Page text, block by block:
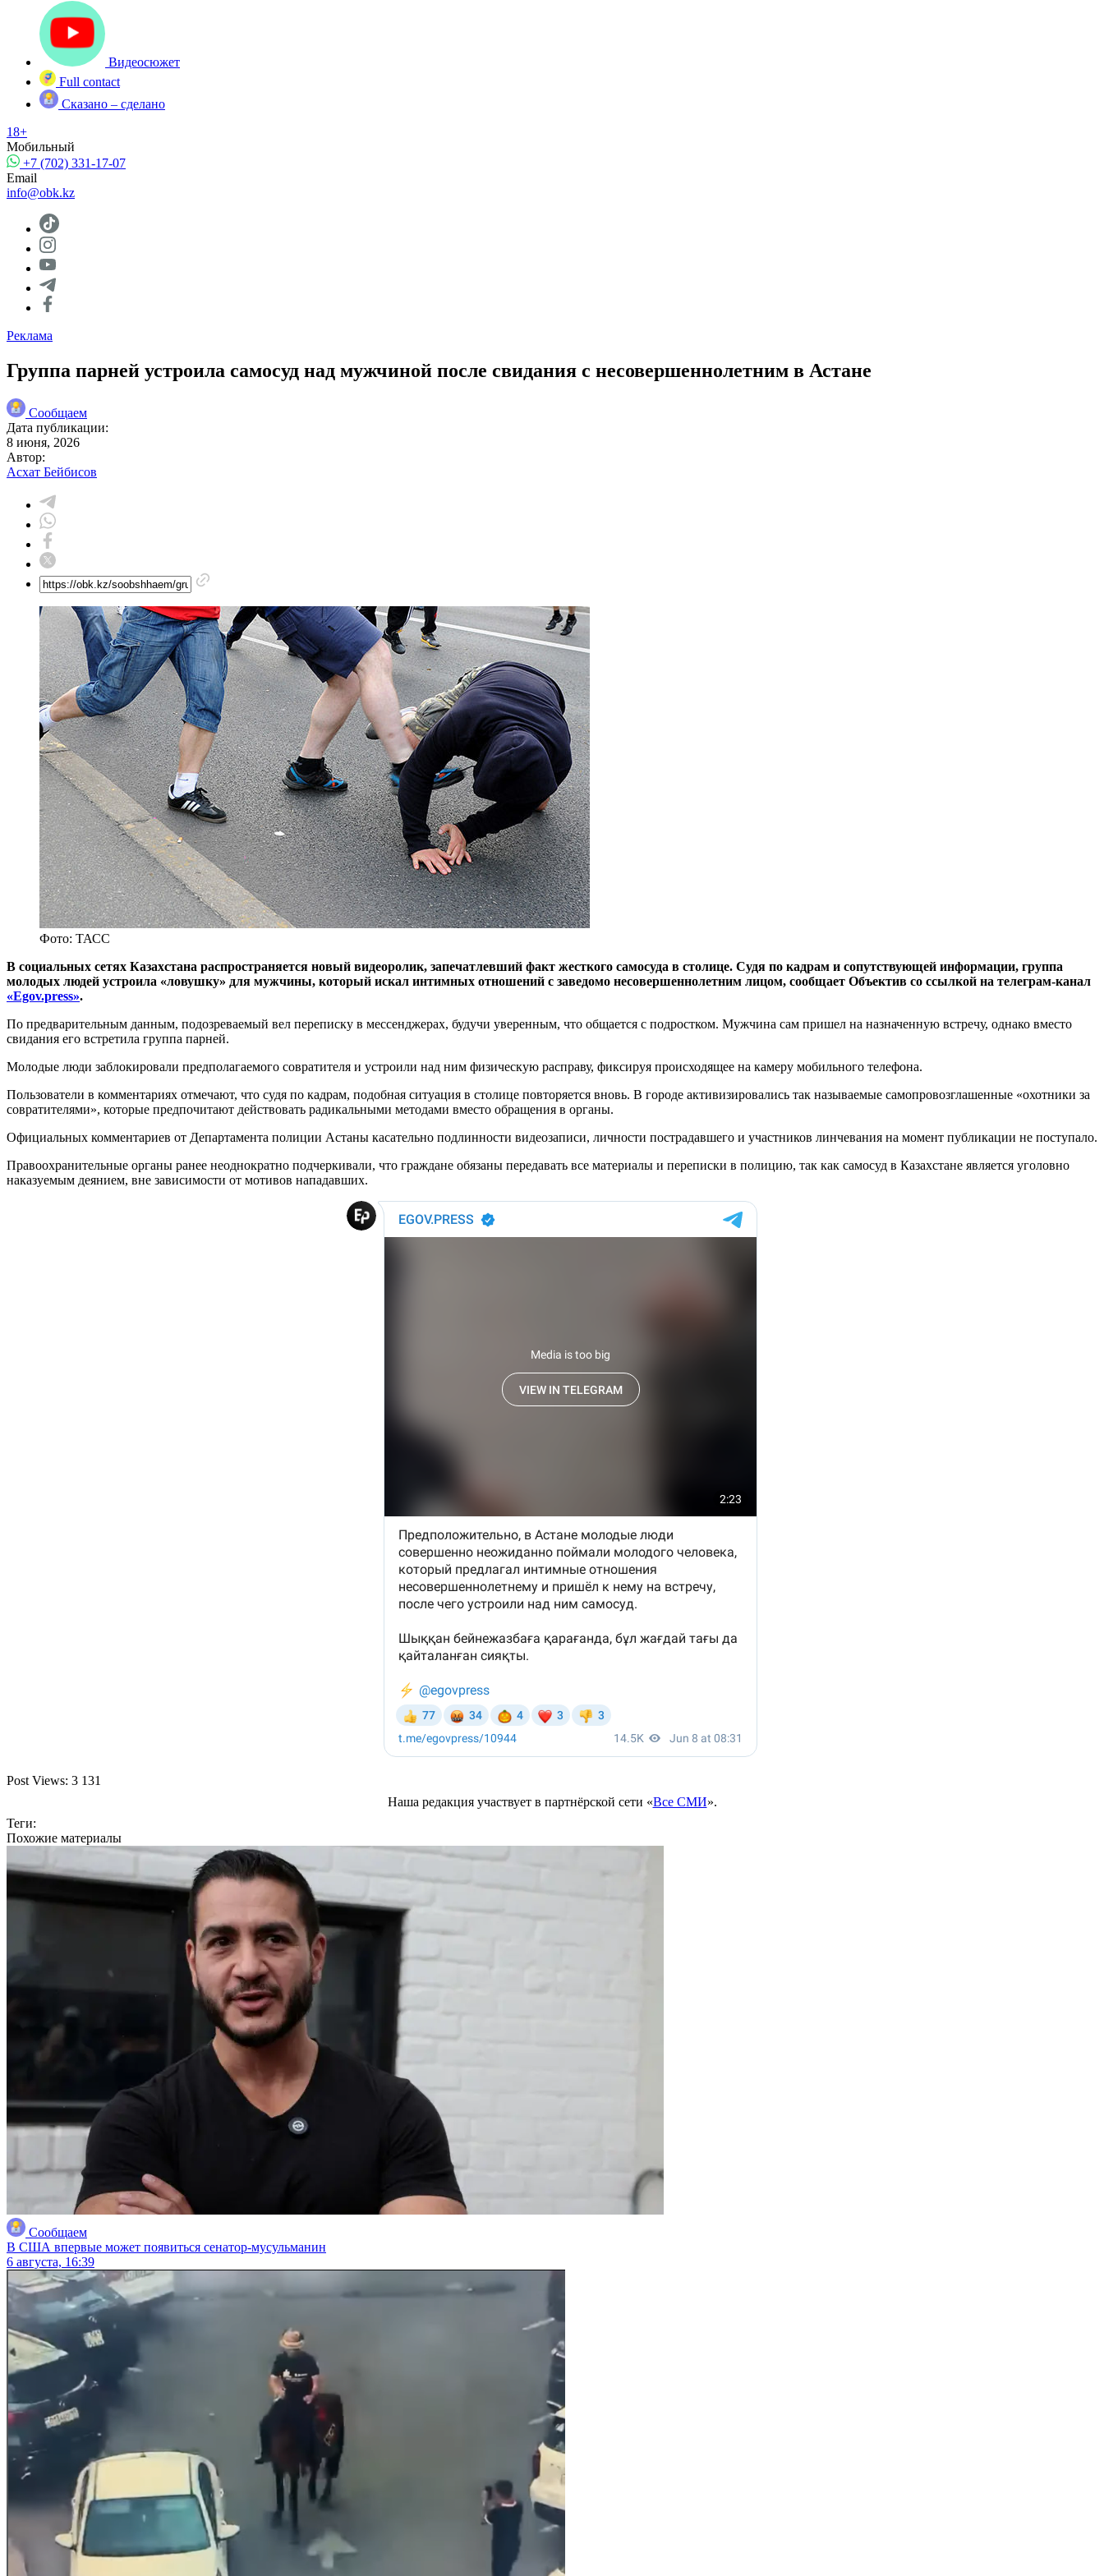
Видеосюжет
Full contact
Сказано – сделано
18+
Мобильный
+7 (702) 331-17-07
Email
info@obk.kz
Реклама
Группа парней устроила самосуд над мужчиной после свидания с несовершеннолетним в Астане
Сообщаем
Дата публикации:
8 июня, 2026
Автор:
Асхат Бейбисов
Фото: ТАСС
В социальных сетях Казахстана распространяется новый видеоролик, запечатлевший факт жесткого самосуда в столице. Судя по кадрам и сопутствующей информации, группа
молодых людей устроила «ловушку» для мужчины, который искал интимных отношений с заведомо несовершеннолетним лицом, сообщает Объектив со ссылкой на телеграм-канал
«Egov.press».
По предварительным данным, подозреваемый вел переписку в мессенджерах, будучи уверенным, что общается с подростком. Мужчина сам пришел на назначенную встречу, однако вместо
свидания его встретила группа парней.
Молодые люди заблокировали предполагаемого совратителя и устроили над ним физическую расправу, фиксируя происходящее на камеру мобильного телефона.
Пользователи в комментариях отмечают, что судя по кадрам, подобная ситуация в столице повторяется вновь. В городе активизировались так называемые самопровозглашенные «охотники за
совратителями», которые предпочитают действовать радикальными методами вместо обращения в органы.
Официальных комментариев от Департамента полиции Астаны касательно подлинности видеозаписи, личности пострадавшего и участников линчевания на момент публикации не поступало.
Правоохранительные органы ранее неоднократно подчеркивали, что граждане обязаны передавать все материалы и переписки в полицию, так как самосуд в Казахстане является уголовно
наказуемым деянием, вне зависимости от мотивов нападавших.
Post Views: 3 131
Наша редакция участвует в партнёрской сети «Все СМИ».
Теги:
Похожие материалы
Сообщаем
В США впервые может появиться сенатор-мусульманин
6 августа, 16:39